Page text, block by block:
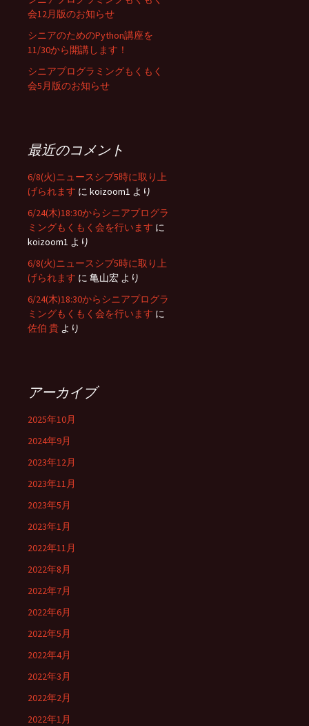
会12月版のお知らせ
シニアのためのPython講座を
11/30から開講します！
シニアプログラミングもくもく
会5月版のお知らせ
最近のコメント
6/8(火)ニュースシブ5時に取り上
げられます に koizoom1 より
6/24(木)18:30からシニアプログラ
ミングもくもく会を行います に
koizoom1 より
6/8(火)ニュースシブ5時に取り上
げられます に 亀山宏 より
6/24(木)18:30からシニアプログラ
ミングもくもく会を行います に
佐伯 貴 より
アーカイブ
2025年10月
2024年9月
2023年12月
2023年11月
2023年5月
2023年1月
2022年11月
2022年8月
2022年7月
2022年6月
2022年5月
2022年4月
2022年3月
2022年2月
2022年1月